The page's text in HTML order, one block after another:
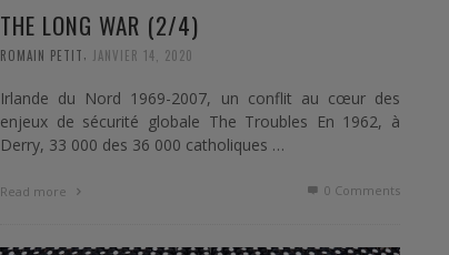
THE LONG WAR (2/4)
ROMAIN PETIT JANVIER 14, 2020
Irlande du Nord 1969-2007, un conflit au cœur des
enjeux de sécurité globale The Troubles En 1962, à
Derry, 33 000 des 36 000 catholiques …
Read more 0 Comments